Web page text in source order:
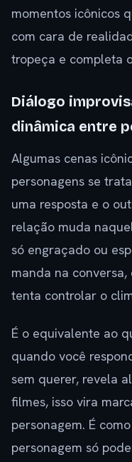
momentos icônicos
com cara de
tropeça e completa
Diálogo
dinâmica entre
Algumas cenas
personagens se
uma resposta e o
relação muda
só engraçado ou
manda na
tenta controlar o
É o equivalente ao
quando você
sem querer, revela
filmes, isso vira
personagem. É
personagem só